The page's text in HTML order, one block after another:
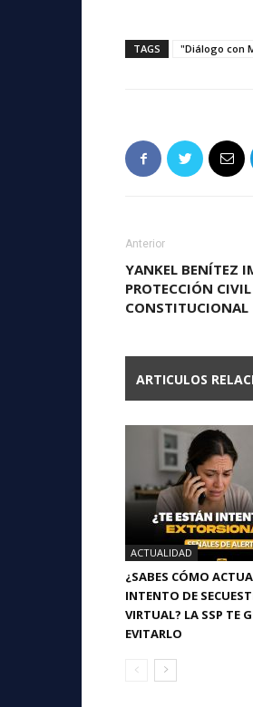
TAGS "Diálogo con
Anterior
YANKEL BENÍTEZ
PROTECCIÓN
CONSTITUCIONAL
ARTICULOS
ACTUALIDAD
¿SABES CÓMO
INTENTO DE
VIRTUAL? LA SSP TE
EVITARLO